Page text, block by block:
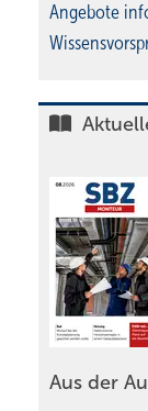
Angebote
Aus der